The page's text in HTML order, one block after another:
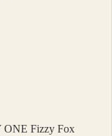
ONE Fizzy Fox